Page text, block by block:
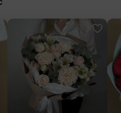
Добавить в избранное